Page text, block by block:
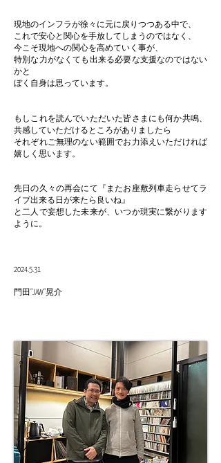
現地のインフラが徐々に元に戻りつつある中で、
これで安心と関心を手放してしまうのではなく、
今こそ現地への関心を高めていく事が、
特別な力がなくても出来る必要な支援なのではない
かと
ぼく自身は思っています。
もしこれを読んでいただいた皆さまにも何か共鳴、
共感していただけるところがありましたら
それぞれご無理のない範囲でお力添えいただければ
嬉しく思います。
先日の久々の再会にて『またお座敷列車走らせてラ
イブ出来る日が来たら良いね』
と二人で妄想した未来が、いつか現実に繋がります
ように。
2024.5.31
門田”JAW”晃介